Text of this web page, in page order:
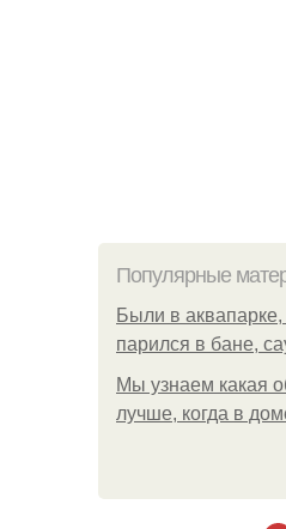
Популярные
Были в
парился в бане,
Мы узнаем какая
лучше, когда в